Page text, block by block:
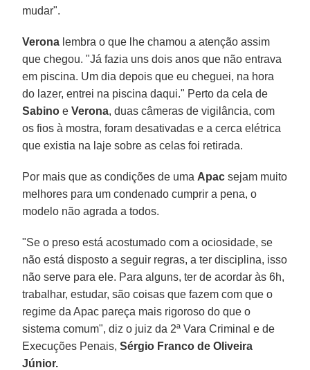
mudar".
Verona lembra o que lhe chamou a atenção assim
que chegou. "Já fazia uns dois anos que não entrava
em piscina. Um dia depois que eu cheguei, na hora
do lazer, entrei na piscina daqui." Perto da cela de
Sabino eVerona, duas câmeras de vigilância, com
os fios à mostra, foram desativadas e a cerca elétrica
que existia na laje sobre as celas foi retirada.
Por mais que as condições de uma Apac sejam muito
melhores para um condenado cumprir a pena, o
modelo não agrada a todos.
"Se o preso está acostumado com a ociosidade, se
não está disposto a seguir regras, a ter disciplina, isso
não serve para ele. Para alguns, ter de acordar às 6h,
trabalhar, estudar, são coisas que fazem com que o
regime da Apac pareça mais rigoroso do que o
sistema comum", diz o juiz da 2ª Vara Criminal e de
Execuções Penais, Sérgio Franco de Oliveira
Júnior.